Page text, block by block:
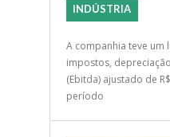
INDÚSTRIA
A companhia teve um
impostos,
(Ebitda) ajustado de
período